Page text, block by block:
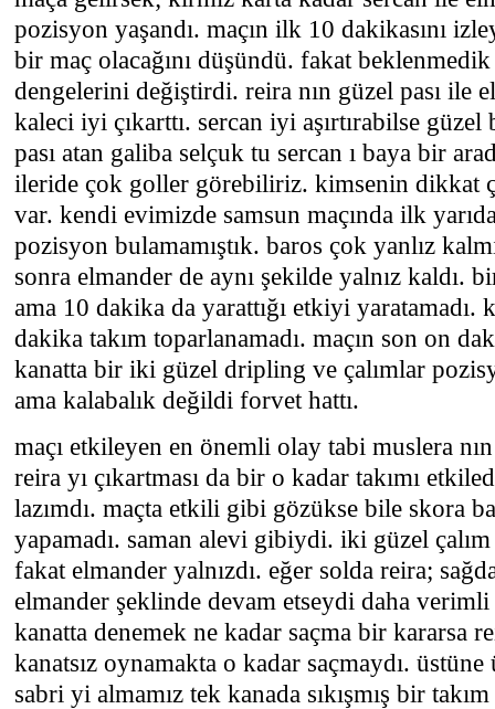
pozisyon yaşandı. maçın ilk 10 dakikasını
bir maç olacağını düşündü. fakat
dengelerini değiştirdi. reira nın güzel pası ile
kaleci iyi çıkarttı. sercan iyi aşırtırabilse
pası atan galiba selçuk tu sercan ı baya bir
ileride çok goller görebiliriz. kimsenin dikkat
var. kendi evimizde samsun maçında ilk
pozisyon bulamamıştık. baros çok yanlız
sonra elmander de aynı şekilde yalnız kaldı.
ama 10 dakika da yarattığı etkiyi yaratamadı.
dakika takım toparlanamadı. maçın son on
kanatta bir iki güzel dripling ve çalımlar
ama kalabalık değildi forvet hattı.
maçı etkileyen en önemli olay tabi muslera
reira yı çıkartması da bir o kadar takımı
lazımdı. maçta etkili gibi gözükse bile skora
yapamadı. saman alevi gibiydi. iki güzel
fakat elmander yalnızdı. eğer solda reira;
elmander şeklinde devam etseydi daha
kanatta denemek ne kadar saçma bir kararsa
kanatsız oynamakta o kadar saçmaydı. üstüne
sabri yi almamız tek kanada sıkışmış bir